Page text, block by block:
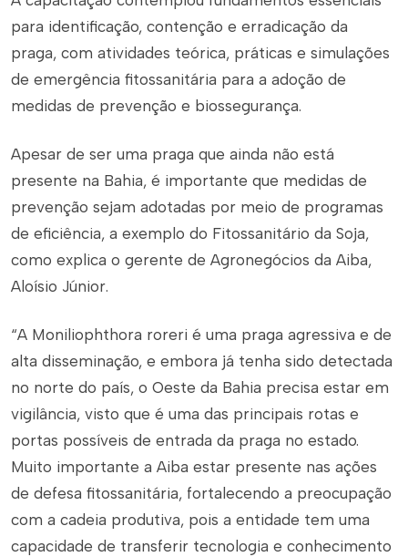
para identificação, contenção e erradicação da
praga, com atividades teórica, práticas e simulações
de emergência fitossanitária para a adoção de
medidas de prevenção e biossegurança.
Apesar de ser uma praga que ainda não está
presente na Bahia, é importante que medidas de
prevenção sejam adotadas por meio de programas
de eficiência, a exemplo do Fitossanitário da Soja,
como explica o gerente de Agronegócios da Aiba,
Aloísio Júnior.
“A Moniliophthora roreri é uma praga agressiva e de
alta disseminação, e embora já tenha sido detectada
no norte do país, o Oeste da Bahia precisa estar em
vigilância, visto que é uma das principais rotas e
portas possíveis de entrada da praga no estado.
Muito importante a Aiba estar presente nas ações
de defesa fitossanitária, fortalecendo a preocupação
com a cadeia produtiva, pois a entidade tem uma
capacidade de transferir tecnologia e conhecimento